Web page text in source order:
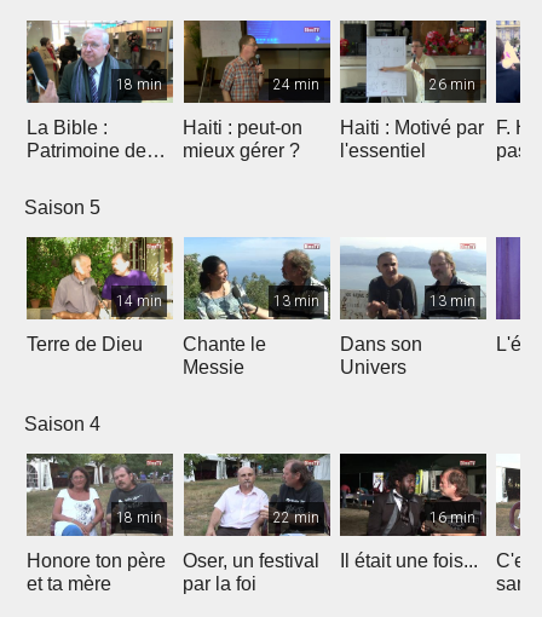
18 min
La Bible :
Patrimoine de
Marseille
24 min
Haiti : peut-on
mieux gérer ?
26 min
Haiti : Motivé par
l'essentiel
F.
pas
Saison 5
14 min
Terre de Dieu
13 min
Chante le
Messie
13 min
Dans son
Univers
Saison 4
18 min
Honore ton père
et ta mère
22 min
Oser, un festival
par la foi
16 min
Il était une fois...